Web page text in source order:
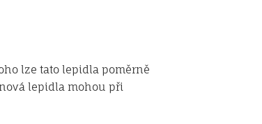
lze tato lepidla poměrně
lepidla mohou při